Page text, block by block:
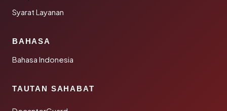
Syarat Layanan
BAHASA
Bahasa Indonesia
TAUTAN SAHABAT